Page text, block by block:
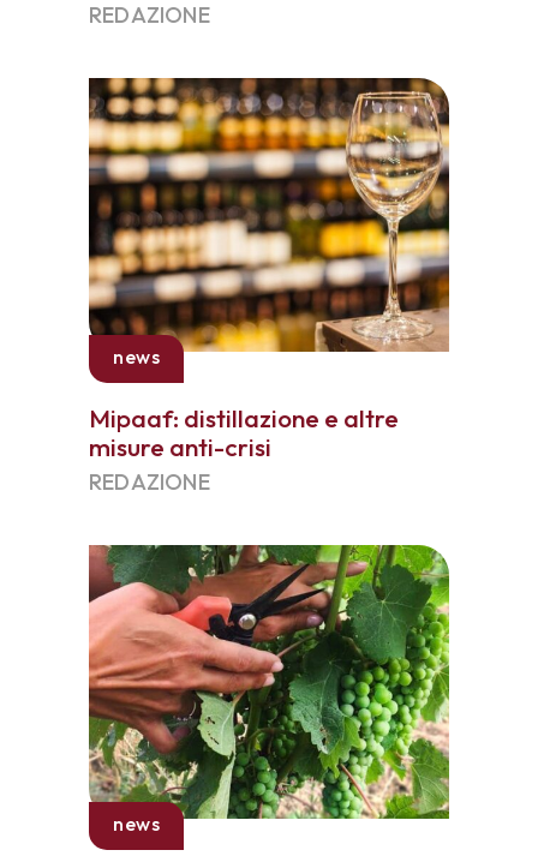
REDAZIONE
news
Mipaaf: distillazione e altre
misure anti-crisi
REDAZIONE
news